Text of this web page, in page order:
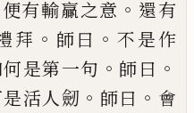
便有輸贏之意 。 還有
拜 。 師曰 。 不是作
是第一句 。 師曰 。
是活人劒 。 師曰 。 會